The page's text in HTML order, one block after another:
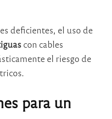
deficientes, el uso de
con cables
el riesgo de
para un